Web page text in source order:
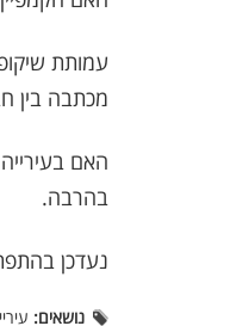
עמותת
מכתבה בין
האם
בהרבה.
נעדכן
נושאים: